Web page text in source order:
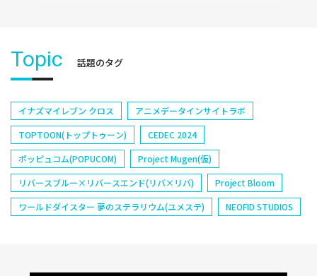
Topic 話題のタグ
イナズマイレブン クロス
アニメデータインサイトラボ
TOPTOON(トップトゥーン)
CEDEC 2024
ポッピュコム(POPUCOM)
Project Mugen(仮)
リバースブルー×リバースエンド(リバ×リバ)
Project Bloom
ワールドダイスター 夢のステラリウム(ユメステ)
NEOFID STUDIOS